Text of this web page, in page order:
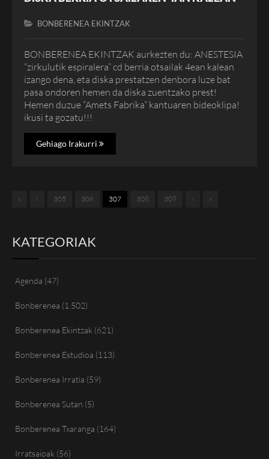
BONBERENEA EKINTZAK
BONBERENEA EKINTZAK aurkezten du: ANESTESIA
“zirkulutik espiralera” cd berria otsailak 4ean kalean
izango dena, eta diska prestatzen denbora luze bat
pasa ondoren hemen da diska zuentzako prest!
Hemen duzue “Amets Fabrika” kantuaren bideoklipa!
ikusi ta gozatu!!!
Gehiago Irakurri
« ‹ 305 306 307 308 309 › »
KATEGORIAK
Agenda (47)
Bonberenea (1.502)
Bonberenea Ekintzak (621)
Bonberenea Estudioa (113)
Bonberenea Irratia (59)
Bonberenea Sutan (5)
Bonberenea Txaranga (164)
Irratsaioak (56)